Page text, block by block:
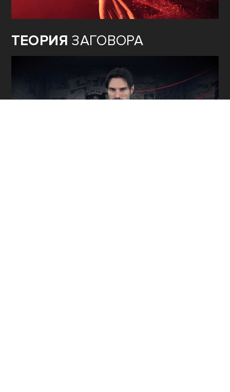
ТЕОРИЯ ЗАГОВОРА